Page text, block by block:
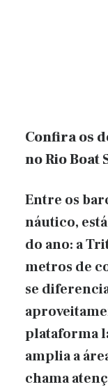
Confira os
no Rio Boat
Entre os
náutico,
do ano: a
metros de
se
plataforma
amplia a
chama